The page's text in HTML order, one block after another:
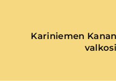
Kariniemen